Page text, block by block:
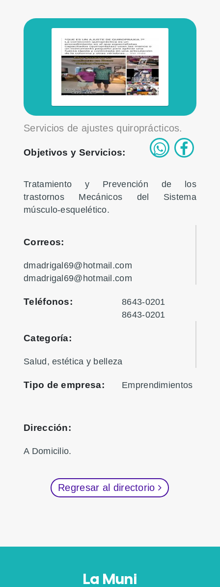
Servicios de ajustes quiroprácticos.
Objetivos y Servicios:
Tratamiento y Prevención de los
trastornos Mecánicos del Sistema
músculo-esquelético.
Correos:
dmadrigal69@hotmail.com
dmadrigal69@hotmail.com
Teléfonos:
8643-0201
8643-0201
Categoría:
Salud, estética y belleza
Tipo de empresa: Emprendimientos
Dirección:
A Domicilio.
Regresar al directorio
La Muni